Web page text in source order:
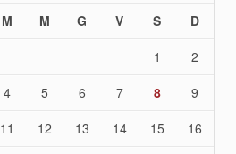
M M G V S
D
1
2
4 5 6 7 8
9
11 12 13 14 15
16